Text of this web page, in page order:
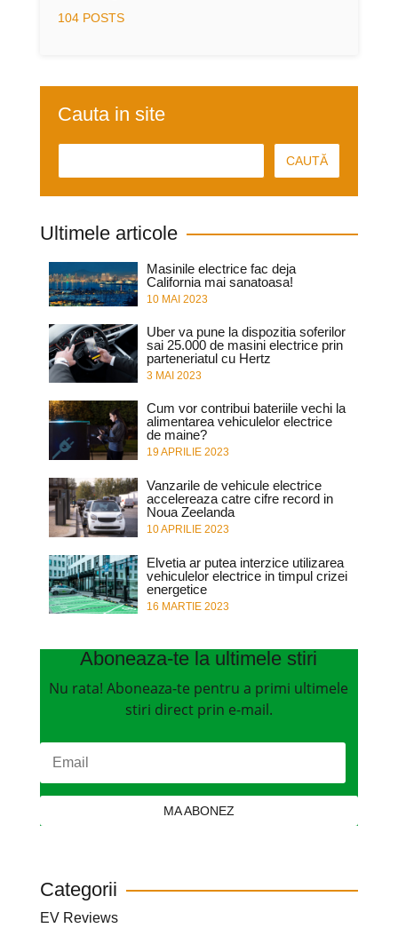
104 POSTS
Cauta in site
Ultimele articole
Masinile electrice fac deja
California mai sanatoasa!
10 MAI 2023
Uber va pune la dispozitia soferilor
sai 25.000 de masini electrice prin
parteneriatul cu Hertz
3 MAI 2023
Cum vor contribui bateriile vechi la
alimentarea vehiculelor electrice
de maine?
19 APRILIE 2023
Vanzarile de vehicule electrice
accelereaza catre cifre record in
Noua Zeelanda
10 APRILIE 2023
Elvetia ar putea interzice utilizarea
vehiculelor electrice in timpul crizei
energetice
16 MARTIE 2023
Aboneaza-te la ultimele stiri
Nu rata! Aboneaza-te pentru a primi ultimele
stiri direct prin e-mail.
MA ABONEZ
Categorii
EV Reviews